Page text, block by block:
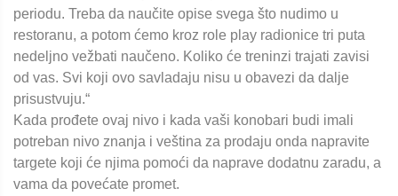
periodu. Treba da naučite opise svega što nudimo u
restoranu, a potom ćemo kroz role play radionice tri puta
nedeljno vežbati naučeno. Koliko će treninzi trajati zavisi
od vas. Svi koji ovo savladaju nisu u obavezi da dalje
prisustvuju.“
Kada prođete ovaj nivo i kada vaši konobari budi imali
potreban nivo znanja i veština za prodaju onda napravite
targete koji će njima pomoći da naprave dodatnu zaradu, a
vama da povećate promet.